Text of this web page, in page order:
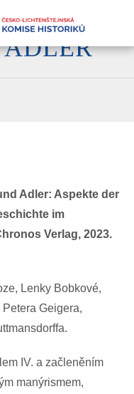
Adler: Aspekte der
im
Verlag, 2023.
Lenky Bobkové,
Geigera,
IV. a začleněním
manýrismem,